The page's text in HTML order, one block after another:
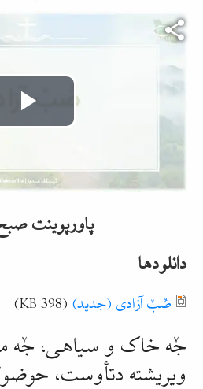
Video file
پاورپوینت
دانلودها
Document
صُبٚ آزادی (جدید)(398 KB)
جٚه خاک و سیاهی، جٚه
ویریشته دتأوست،